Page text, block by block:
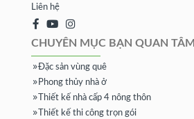
Liên hệ
CHUYÊN MỤC BẠN QUAN TÂM
Đặc sản vùng quê
Phong thủy nhà ở
Thiết kế nhà cấp 4 nông thôn
Thiết kế thi công trọn gói